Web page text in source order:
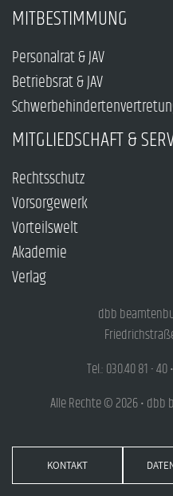
MITBESTIMMUNG
Personalrat & JAV
Betriebsrat & JAV
MITGLIEDSCHAFT &
Rechtsschutz
Vorsorgewerk
Vorteilswelt
Akademie
Verlag
dbb
Tel.: 030.40 81 - 40
Alle Rechte © 2026 •
KONTAKT